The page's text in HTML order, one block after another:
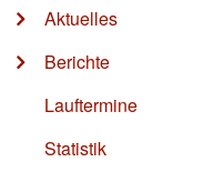
Aktuelles
Berichte
Lauftermine
Statistik